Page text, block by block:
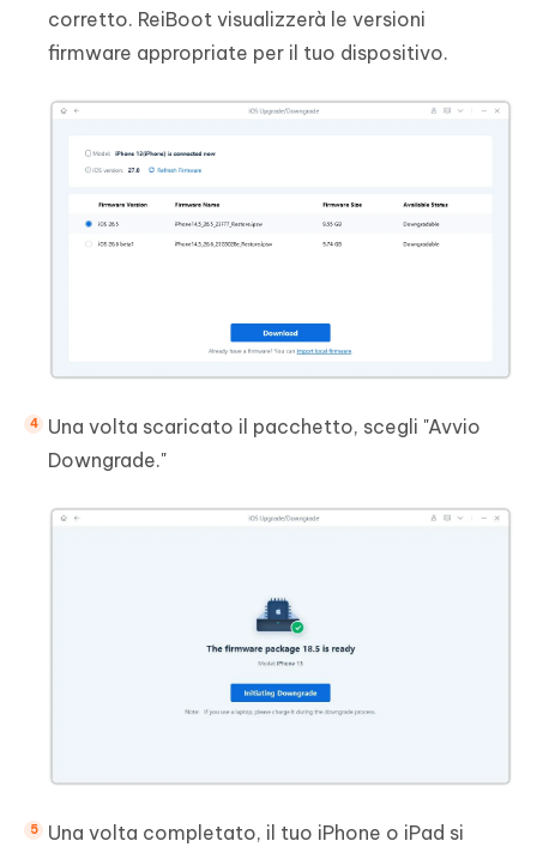
corretto. ReiBoot visualizzerà le versioni
firmware appropriate per il tuo dispositivo.
Una volta scaricato il pacchetto, scegli "Avvio
Downgrade."
Una volta completato, il tuo iPhone o iPad si